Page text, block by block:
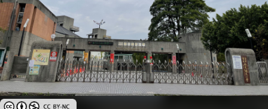
創用CC姓名標示-非商業性 3.0 台灣及其後版本(CC BY-NC 3.0 TW +)